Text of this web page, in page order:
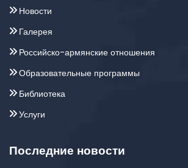
Новости
Галерея
Российско-армянские отношения
Образовательные программы
Библиотека
Услуги
Последние новости